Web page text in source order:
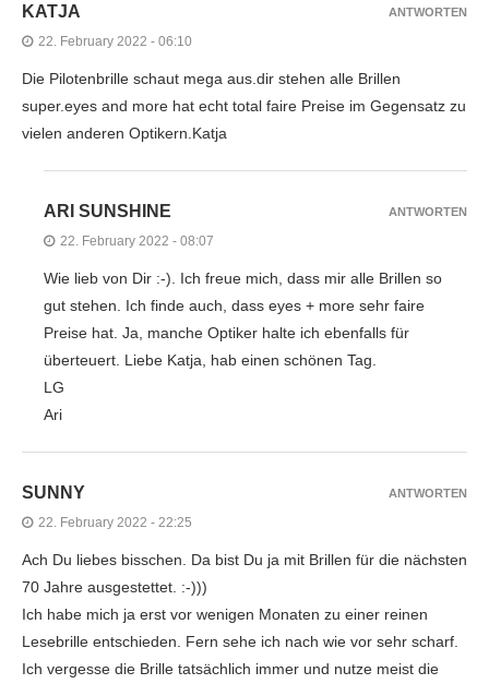
KATJA
22. February 2022 - 06:10
Die Pilotenbrille schaut mega aus.dir stehen alle Brillen
super.eyes and more hat echt total faire Preise im Gegensatz zu
vielen anderen Optikern.Katja
ANTWORTEN
ARI SUNSHINE
22. February 2022 - 08:07
Wie lieb von Dir :-). Ich freue mich, dass mir alle Brillen so
gut stehen. Ich finde auch, dass eyes + more sehr faire
Preise hat. Ja, manche Optiker halte ich ebenfalls für
überteuert. Liebe Katja, hab einen schönen Tag.
LG
Ari
ANTWORTEN
SUNNY
22. February 2022 - 22:25
Ach Du liebes bisschen. Da bist Du ja mit Brillen für die nächsten
70 Jahre ausgestettet. :-)))
Ich habe mich ja erst vor wenigen Monaten zu einer reinen
Lesebrille entschieden. Fern sehe ich nach wie vor sehr scharf.
Ich vergesse die Brille tatsächlich immer und nutze meist die
ANTWORTEN